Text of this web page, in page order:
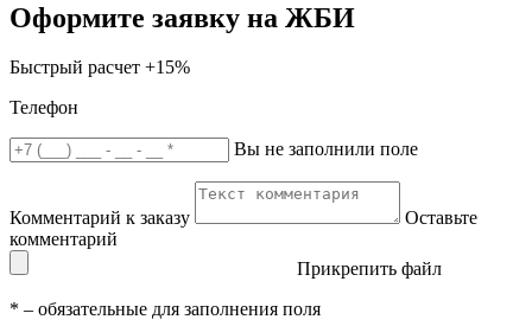
Оформите заявку на ЖБИ
Быстрый расчет +15%
Телефон
Вы не заполнили поле
Комментарий к заказу
Оставьте
комментарий
Прикрепить файл
* – обязательные для заполнения поля